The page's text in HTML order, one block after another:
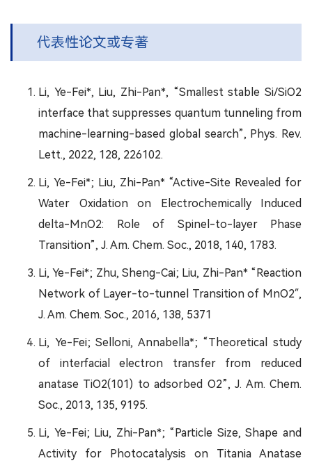
代表性论文或专著
Li, Ye-Fei*, Liu, Zhi-Pan*, “Smallest stable Si/SiO2
interface that suppresses quantum tunneling from
machine-learning-based global search”, Phys. Rev.
Lett., 2022, 128, 226102.
Li, Ye-Fei*; Liu, Zhi-Pan* “Active-Site Revealed for
Water Oxidation on Electrochemically Induced
delta-MnO2: Role of Spinel-to-layer Phase
Transition”, J. Am. Chem. Soc., 2018, 140, 1783.
Li, Ye-Fei*; Zhu, Sheng-Cai; Liu, Zhi-Pan* “Reaction
Network of Layer-to-tunnel Transition of MnO2″,
J. Am. Chem. Soc., 2016, 138, 5371
Li, Ye-Fei; Selloni, Annabella*; “Theoretical study
of interfacial electron transfer from reduced
anatase TiO2(101) to adsorbed O2”, J. Am. Chem.
Soc., 2013, 135, 9195.
Li, Ye-Fei; Liu, Zhi-Pan*; “Particle Size, Shape and
Activity for Photocatalysis on Titania Anatase